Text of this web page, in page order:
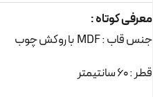
معرفی کوتاه :
جنس قاب : MDF با روکش چوب
قطر : 60 سانتیمتر